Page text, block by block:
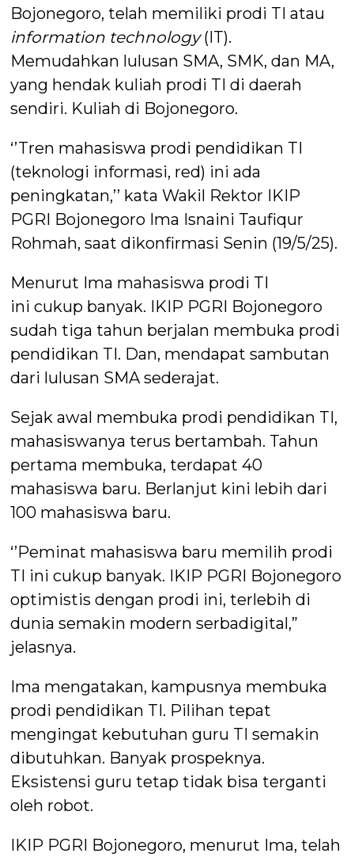
Bojonegoro, telah memiliki prodi TI atau
information technology(IT).
Memudahkan lulusan SMA, SMK, dan MA,
yang hendak kuliah prodi TI di daerah
sendiri. Kuliah di Bojonegoro.
‘’Tren mahasiswa prodi pendidikan TI
(teknologi informasi, red) ini ada
peningkatan,’’ kata Wakil Rektor IKIP
PGRI Bojonegoro Ima Isnaini Taufiqur
Rohmah, saat dikonfirmasi Senin (19/5/25).
Menurut Ima mahasiswa prodi TI
ini cukup banyak. IKIP PGRI Bojonegoro
sudah tiga tahun berjalan membuka prodi
pendidikan TI. Dan, mendapat sambutan
dari lulusan SMA sederajat.
Sejak awal membuka prodi pendidikan TI,
mahasiswanya terus bertambah. Tahun
pertama membuka, terdapat 40
mahasiswa baru. Berlanjut kini lebih dari
100 mahasiswa baru.
‘’Peminat mahasiswa baru memilih prodi
TI ini cukup banyak. IKIP PGRI Bojonegoro
optimistis dengan prodi ini, terlebih di
dunia semakin modern serbadigital,”
jelasnya.
Ima mengatakan, kampusnya membuka
prodi pendidikan TI. Pilihan tepat
mengingat kebutuhan guru TI semakin
dibutuhkan. Banyak prospeknya.
Eksistensi guru tetap tidak bisa terganti
oleh robot.
IKIP PGRI Bojonegoro, menurut Ima, telah